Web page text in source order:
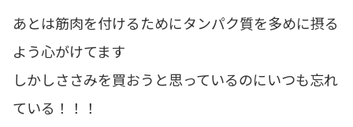
あとは筋肉を付けるためにタンパク質を多めに摂る
よう心がけてます
しかしささみを買おうと思っているのにいつも忘れ
ている！！！